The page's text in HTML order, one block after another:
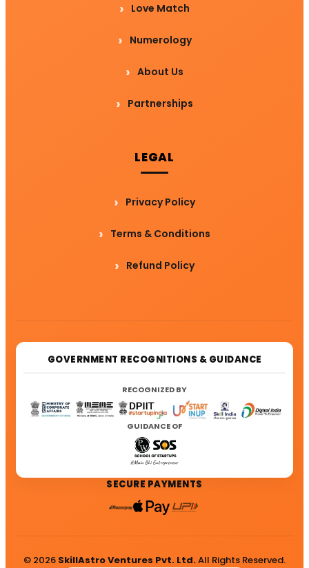
Love Match
Numerology
About Us
Partnerships
LEGAL
Privacy Policy
Terms & Conditions
Refund Policy
GOVERNMENT RECOGNITIONS & GUIDANCE
RECOGNIZED BY
GUIDANCE OF
SECURE PAYMENTS
© 2026 SkillAstro Ventures Pvt. Ltd.All Rights Reserved.